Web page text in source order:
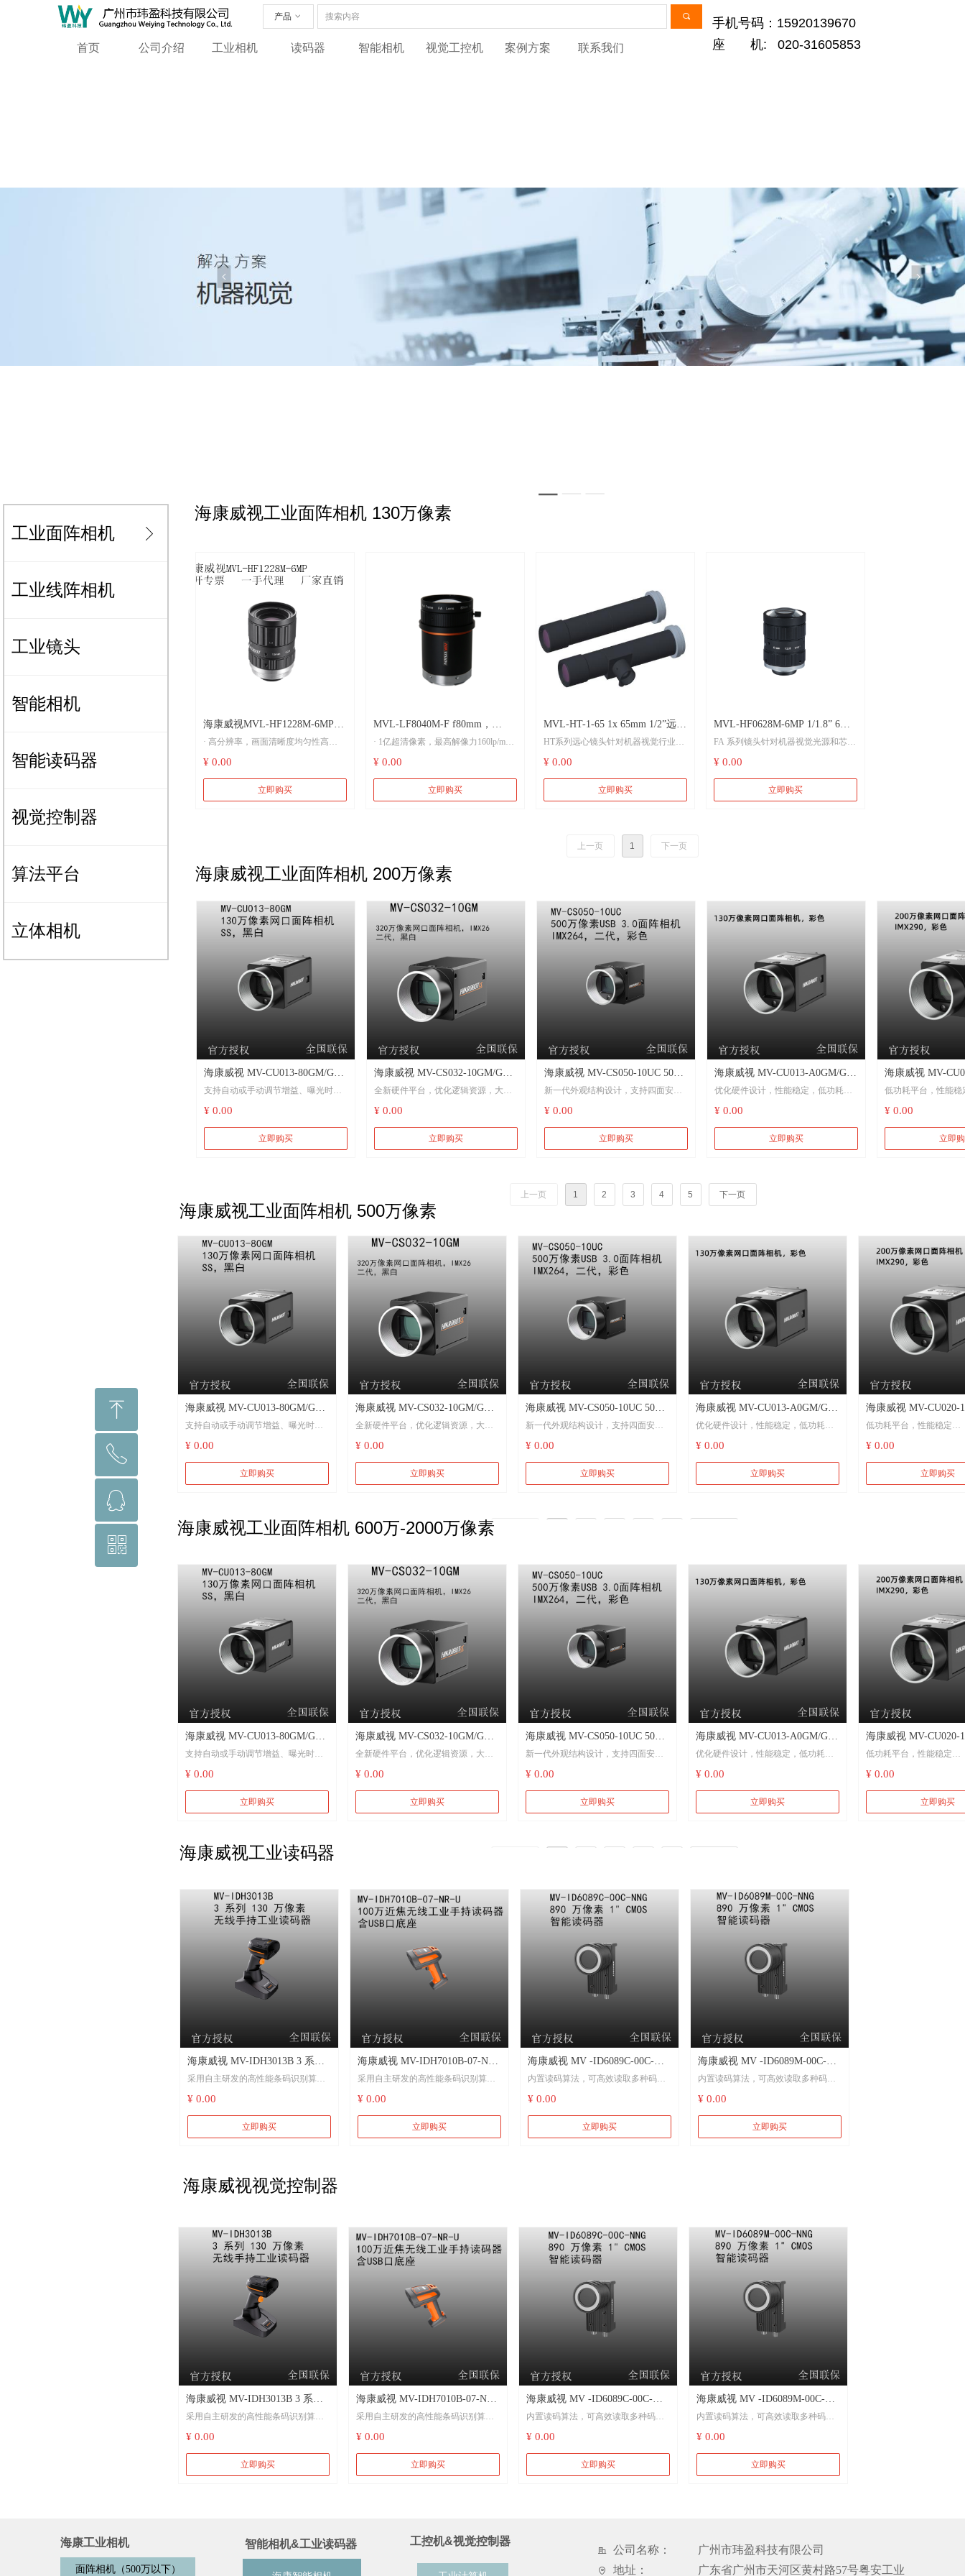
끠
产品 ꀁ
首页 公司介绍 工业相机 读码器 智能相机 视觉工控机 案例方案 联系我们
手机号码：15920139670
座 机: 020-31605853
넳 넲
海康威视 MV-IDH3013B 3 系列
130 万像素无线手持工业读码器
采用自主研发的高性能条码识别算
法，可高效读取工业场景的一维码及
算法鲁棒性强，可有效应对条码脏
支持连续读码、批量读码模式，大大
提高多码场景读取效率
缚，操作更高效轻便
通过搭配智能底座，可接入IDMVS进
行参数配置和设备管理
¥ 0.00
立即购买
海康威视 MV-IDH7010B-07-NR-
U 100万近焦无线工业手持读码
器含USB和网口底座 用于新能
源、3C、电子半导体、汽车零部
件等行业
采用自主研发的高性能条码识别算
法，卓越的DPM读码能力
算法鲁棒性强，可有效应对条码脏
污、缺损、低对比度等情形
3150 mAh容量电池，确保长时间续航
支持IP65防护及1.8米高度多次跌落，
¥ 0.00
立即购买
海康威视 MV -ID6089C-00C-
NNG 890 万像素 1" CMOS 智能
读码器
内置读码算法，可高效读取多种码制
的一维码和二维码
内置深度学习算法，高效处理图像，
鲁棒性强
IO接口丰富，可接入多路输入以及输
出信号，支持RS232串口传输协议
丰富的指示灯，用于安装调试和状态
IP67防护，无惧严苛的工业应用环境
¥ 0.00
立即购买
海康威视 MV -ID6089M-00C-
NNG 890 万像素 1" CMOS 智能
读码器
内置读码算法，可高效读取多种码制
的一维码和二维码
内置深度学习算法，高效处理图像，
鲁棒性强
IO接口丰富，可接入多路输入以及输
出信号，支持RS232串口传输协议
丰富的指示灯，用于安装调试和状态
IP67防护，无惧严苛的工业应用环境
¥ 0.00
立即购买
海康威视MVL-HF1228M-6MP
1/1.8” 12mm 6MP FA 镜头
· 高分辨率，画面清晰度均匀性高
· 最大靶面 1/1.8''
¥ 0.00
立即购买
MVL-LF8040M-F f80mm，
F4.0，46mm大靶面镜头
· 1亿超清像素，最高解像力160lp/mm
· 超低畸变、高周边光亮比
· 针对不同倍率优化光学设计
· 针对机器视觉光源和芯片优化光学设
· F接口结构可拆卸，便于扩展其他接
¥ 0.00
立即购买
MVL-HT-1-65 1x 65mm 1/2”远心
镜头
HT系列远心镜头针对机器视觉行业设
计，成像质量优秀，放大倍率覆盖
可支持点光源接口。
¥ 0.00
立即购买
MVL-HF0628M-6MP 1/1.8” 6mm
6MP FA 镜头
FA 系列镜头针对机器视觉光源和芯片
进行优化设计，分辨率高，成像质量
距，手动光圈， 外形紧凑。 可满足机
器视觉行业应用，是工业相机的理想
¥ 0.00
立即购买
上一页 1 下一页
海康威视工业面阵相机 130万像素
海康威视工业读码器
海康威视 MV-IDH3013B 3 系列
130 万像素无线手持工业读码器
采用自主研发的高性能条码识别算
法，可高效读取工业场景的一维码及
算法鲁棒性强，可有效应对条码脏
采用蓝牙5.0无线技术，摆脱线缆束
¥ 0.00
立即购买
海康威视 MV-IDH7010B-07-NR-
U 100万近焦无线工业手持读码
器含USB和网口底座 用于新能
源、3C、电子半导体、汽车零部
件等行业
采用自主研发的高性能条码识别算
法，卓越的DPM读码能力
算法鲁棒性强，可有效应对条码脏
污、缺损、低对比度等情形
通过搭配智能底座，可接入IDMVS进
行参数配置和设备管理
¥ 0.00
立即购买
海康威视 MV -ID6089C-00C-
NNG 890 万像素 1" CMOS 智能
读码器
内置读码算法，可高效读取多种码制
的一维码和二维码
内置深度学习算法，高效处理图像，
鲁棒性强
支持多种触发模式，可根据应用选择
¥ 0.00
立即购买
海康威视 MV -ID6089M-00C-
NNG 890 万像素 1" CMOS 智能
读码器
内置读码算法，可高效读取多种码制
的一维码和二维码
内置深度学习算法，高效处理图像，
鲁棒性强
支持多种触发模式，可根据应用选择
¥ 0.00
立即购买
海康威视视觉控制器
海康威视工业面阵相机 500万像素
海康威视 MV-CU013-80GM/GC
130万像素网口面阵相机 工厂自
动化、物流读码、医药包装
支持自动或手动调节增益、曝光时
间、LUT、Gamma校正等
采用千兆网接口，无中继情况下，最
大传输距离可到100m
¥ 0.00
立即购买
海康威视 MV-CS032-10GM/GC
320万像素网口面阵相机 千兆以
太网 工厂自动化 食品药品
全新硬件平台，优化逻辑资源，大幅
降低功耗
新一代外观结构设计，支持四面安装
相机植入CCM功能，图像质量优异
千兆网接口，无中继情况下，最大传
输距离可达100m
兼容GigE Vision V2.0协议及GenlCam
标准，无缝接入第三方软件
¥ 0.00
立即购买
海康威视 MV-CS050-10UC 500
万像素USB 3.0面阵相机，
IMX264，二代，彩色
新一代外观结构设计，支持四面安装
间、白平衡、Gamma校正、LUT等
支持自定义ROI，支持水平镜像和垂
直镜像
兼容USB3 Vision协议和GenlCam标
准，可接入第三方软件平台
支持LSC镜头阴影矫正和Sequencer功
¥ 0.00
立即购买
海康威视 MV-CU013-A0GM/GC
130万像素网口面阵相机 电子半
导体、工厂自动化、物流读码、
优化硬件设计，性能稳定，低功耗设
计
支持自动和手动增益、曝光时间等参
数调节
千兆网接口，无中继情况下，最大传
兼容GigE Vision V2.0协议和GenlCam
¥ 0.00
立即购买
海康威视 MV-
200万像素网口面
护器、显微成像
低功耗平台，性能稳
支持软触发、硬触发
千兆网接口，无中继
输距离可到100 m
标准，无缝接入第
¥ 0.00
立即
上一页 1 2 3 4 5 下一页
海康威视工业面阵相机 200万像素
海康威视 MV-CU013-80GM/GC
130万像素网口面阵相机 工厂自
动化、物流读码、医药包装
支持自动或手动调节增益、曝光时
间、LUT、Gamma校正等
采用千兆网接口，无中继情况下，最
大传输距离可到100m
标准，无缝接入第三方软件平台
¥ 0.00
立即购买
海康威视 MV-CS032-10GM/GC
320万像素网口面阵相机 千兆以
太网 工厂自动化 食品药品
全新硬件平台，优化逻辑资源，大幅
降低功耗
新一代外观结构设计，支持四面安装
Gamma校正，支持Sequencer轮询功能
输距离可达100m
兼容GigE Vision V2.0协议及GenlCam
标准，无缝接入第三方软件
¥ 0.00
立即购买
海康威视 MV-CS050-10UC 500
万像素USB 3.0面阵相机，
IMX264，二代，彩色
新一代外观结构设计，支持四面安装
间、白平衡、Gamma校正、LUT等
兼容USB3 Vision协议和GenlCam标
准，可接入第三方软件平台
¥ 0.00
立即购买
海康威视 MV-CU013-A0GM/GC
130万像素网口面阵相机 电子半
导体、工厂自动化、物流读码、
优化硬件设计，性能稳定，低功耗设
计
支持自动和手动增益、曝光时间等参
数调节
兼容GigE Vision V2.0协议和GenlCam
¥ 0.00
立即购买
海康威视 MV-CU020-
200万像素网口面阵相
护器、显微成像、食
低功耗平台，性能稳定
支持软触发、硬触发及自
输距离可到100 m
兼容GigE Vision V2.0协议
标准，无缝接入第三方软
¥ 0.00
立即购买
海康威视工业面阵相机 600万-2000万像素
海康威视 MV-CU013-80GM/GC
130万像素网口面阵相机 工厂自
动化、物流读码、医药包装
支持自动或手动调节增益、曝光时
间、LUT、Gamma校正等
采用千兆网接口，无中继情况下，最
大传输距离可到100m
标准，无缝接入第三方软件平台
¥ 0.00
立即购买
海康威视 MV-CS032-10GM/GC
320万像素网口面阵相机 千兆以
太网 工厂自动化 食品药品
全新硬件平台，优化逻辑资源，大幅
降低功耗
新一代外观结构设计，支持四面安装
千兆网接口，无中继情况下，最大传
输距离可达100m
兼容GigE Vision V2.0协议及GenlCam
标准，无缝接入第三方软件
¥ 0.00
立即购买
海康威视 MV-CS050-10UC 500
万像素USB 3.0面阵相机，
IMX264，二代，彩色
新一代外观结构设计，支持四面安装
间、白平衡、Gamma校正、LUT等
兼容USB3 Vision协议和GenlCam标
准，可接入第三方软件平台
支持LSC镜头阴影矫正和Sequencer功
¥ 0.00
立即购买
海康威视 MV-CU013-A0GM/GC
130万像素网口面阵相机 电子半
导体、工厂自动化、物流读码、
优化硬件设计，性能稳定，低功耗设
计
支持自动和手动增益、曝光时间等参
数调节
兼容GigE Vision V2.0协议和GenlCam
标准，无缝接入第三方软件平台
¥ 0.00
立即购买
海康威视 MV-CU020-
200万像素网口面阵相
护器、显微成像、食
低功耗平台，性能稳定
支持软触发、硬触发及自
¥ 0.00
立即购买
工业面阵相机 ꁕ
工业线阵相机
工业镜头
智能相机
智能读码器
视觉控制器
算法平台
立体相机
海康工业相机 智能相机&工业读码器 工控机&视觉控制器
公司名称：
广州市玮盈科技有限公司
地址：
广东省广州市天河区黄村路57号粤安工业
面阵相机（500万以下）
ꁸ
回到顶部
ꂅ
ꁗ
QQ客服
ꀥ